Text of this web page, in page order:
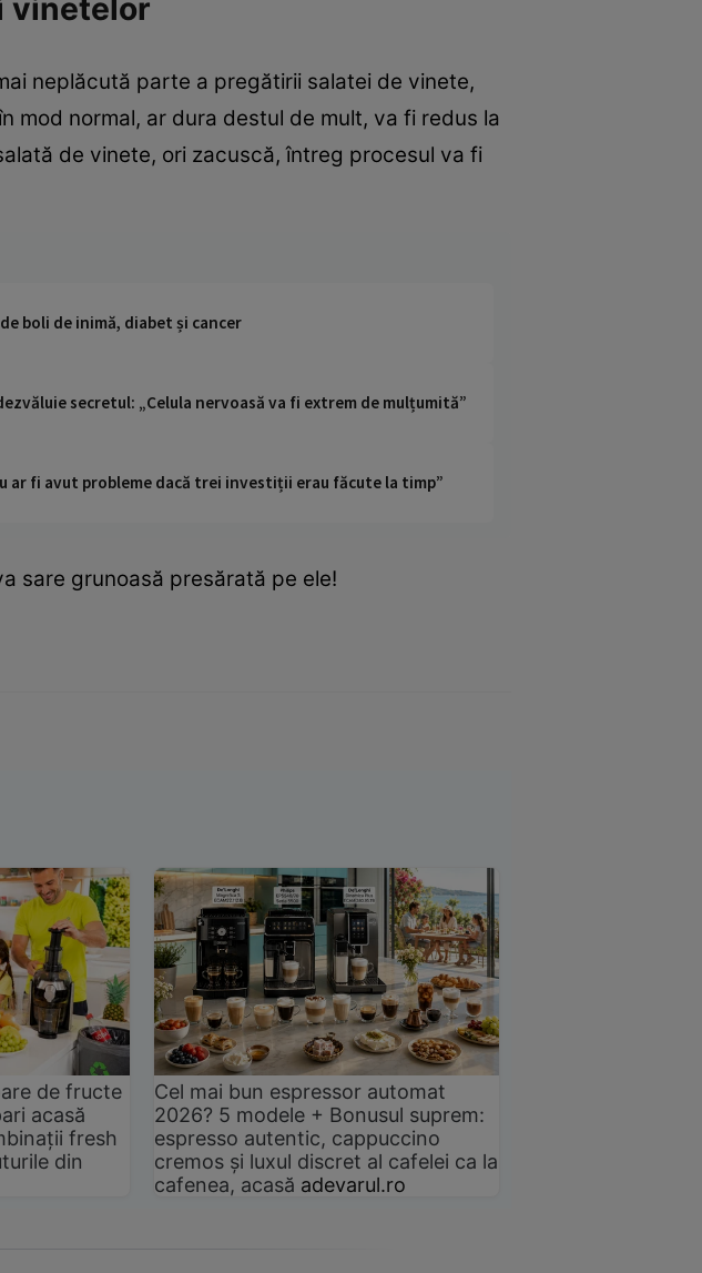
vinetelor
neplăcută parte a pregătirii salatei de vinete,
mod normal, ar dura destul de mult, va fi redus la
de vinete, ori zacuscă, întreg procesul va fi
boli de inimă, diabet și cancer
secretul: „Celula nervoasă va fi extrem de mulțumită”
ar fi avut probleme dacă trei investiții erau făcute la timp”
sare grunoasă presărată pe ele!
de fructe
acasă
fresh
din
Cel mai bun espressor automat
2026? 5 modele + Bonusul suprem:
espresso autentic, cappuccino
cremos și luxul discret al cafelei ca la
cafenea, acasă adevarul.ro